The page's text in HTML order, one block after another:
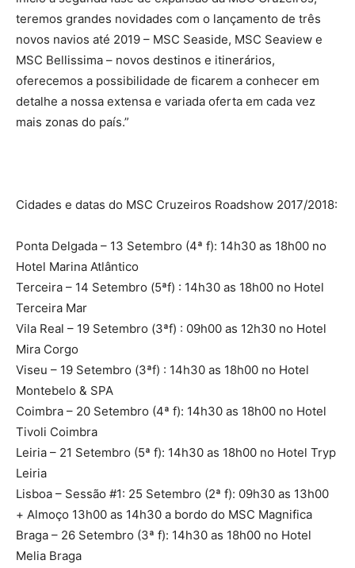
teremos grandes novidades com o lançamento de três
novos navios até 2019 – MSC Seaside, MSC Seaview e
MSC Bellissima – novos destinos e itinerários,
oferecemos a possibilidade de ficarem a conhecer em
detalhe a nossa extensa e variada oferta em cada vez
mais zonas do país.”
Cidades e datas do MSC Cruzeiros Roadshow 2017/2018:
Ponta Delgada – 13 Setembro (4ª f): 14h30 as 18h00 no
Hotel Marina Atlântico
Terceira – 14 Setembro (5ªf) : 14h30 as 18h00 no Hotel
Terceira Mar
Vila Real – 19 Setembro (3ªf) : 09h00 as 12h30 no Hotel
Mira Corgo
Viseu – 19 Setembro (3ªf) : 14h30 as 18h00 no Hotel
Montebelo & SPA
Coimbra – 20 Setembro (4ª f): 14h30 as 18h00 no Hotel
Tivoli Coimbra
Leiria – 21 Setembro (5ª f): 14h30 as 18h00 no Hotel Tryp
Leiria
Lisboa – Sessão #1: 25 Setembro (2ª f): 09h30 as 13h00
+ Almoço 13h00 as 14h30 a bordo do MSC Magnifica
Braga – 26 Setembro (3ª f): 14h30 as 18h00 no Hotel
Melia Braga